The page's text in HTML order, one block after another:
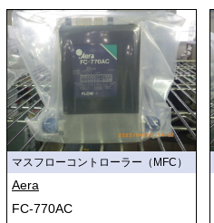
マスフローコントローラー（MFC）
Aera
FC-770AC